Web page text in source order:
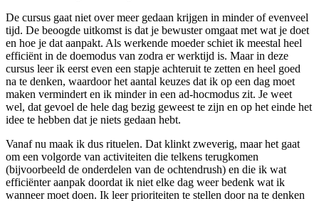
De cursus gaat niet over meer gedaan krijgen in minder of evenveel
tijd. De beoogde uitkomst is dat je bewuster omgaat met wat je doet
en hoe je dat aanpakt. Als werkende moeder schiet ik meestal heel
efficiënt in de doemodus van zodra er werktijd is. Maar in deze
cursus leer ik eerst even een stapje achteruit te zetten en heel goed
na te denken, waardoor het aantal keuzes dat ik op een dag moet
maken vermindert en ik minder in een ad-hocmodus zit. Je weet
wel, dat gevoel de hele dag bezig geweest te zijn en op het einde het
idee te hebben dat je niets gedaan hebt.
Vanaf nu maak ik dus rituelen. Dat klinkt zweverig, maar het gaat
om een volgorde van activiteiten die telkens terugkomen
(bijvoorbeeld de onderdelen van de ochtendrush) en die ik wat
efficiënter aanpak doordat ik niet elke dag weer bedenk wat ik
wanneer moet doen. Ik leer prioriteiten te stellen door na te denken